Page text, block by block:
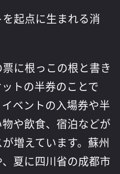
起点に生まれる消
に根っこの根と書き
トの半券のことで
ベントの入場券や半
や飲食、宿泊などが
増えています。蘇州
夏に四川省の成都市